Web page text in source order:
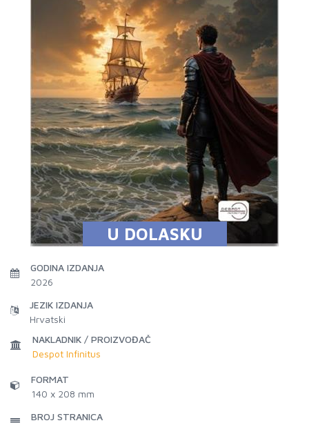
U DOLASKU
GODINA IZDANJA
2026
JEZIK IZDANJA
Hrvatski
NAKLADNIK / PROIZVOĐAČ
Despot Infinitus
FORMAT
140 x 208 mm
BROJ STRANICA